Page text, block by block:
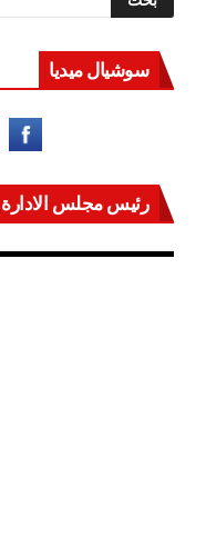
سوشيال ميديا
رئيس مجلس الادارة
مصر تعيد للعالم اتزانه